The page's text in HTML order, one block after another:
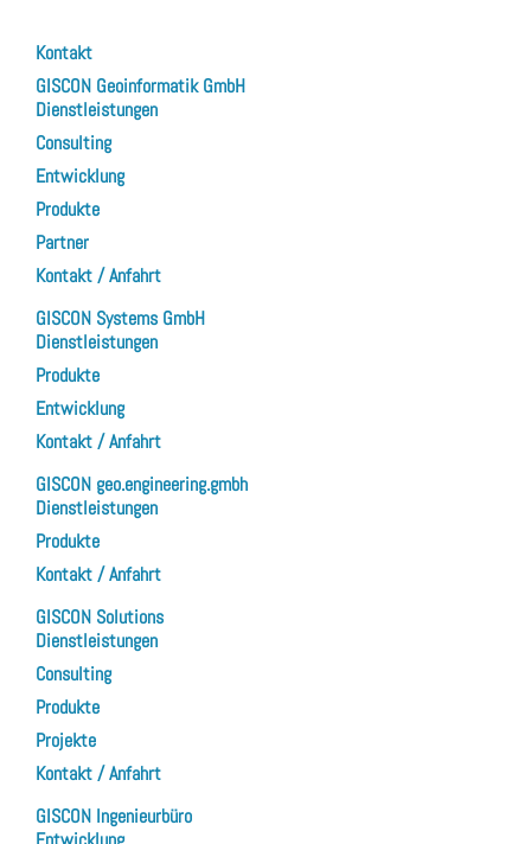
Kontakt
GISCON Geoinformatik GmbH
Dienstleistungen
Consulting
Entwicklung
Produkte
Partner
Kontakt / Anfahrt
GISCON Systems GmbH
Dienstleistungen
Produkte
Entwicklung
Kontakt / Anfahrt
GISCON geo.engineering.gmbh
Dienstleistungen
Produkte
Kontakt / Anfahrt
GISCON Solutions
Dienstleistungen
Consulting
Produkte
Projekte
Kontakt / Anfahrt
GISCON Ingenieurbüro